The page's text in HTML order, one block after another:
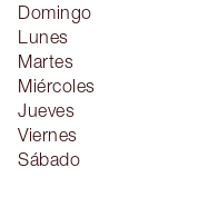
Domingo
Lunes
Martes
Miércoles
Jueves
Viernes
Sábado